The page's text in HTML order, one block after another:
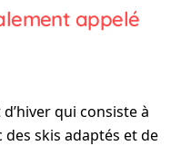
appelé
qui consiste à
skis adaptés et de